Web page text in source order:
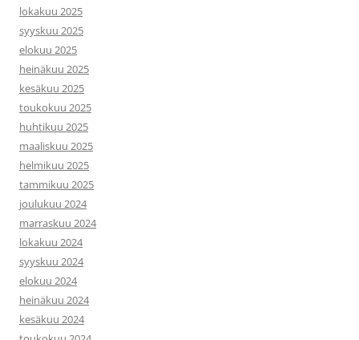
lokakuu 2025
syyskuu 2025
elokuu 2025
heinäkuu 2025
kesäkuu 2025
toukokuu 2025
huhtikuu 2025
maaliskuu 2025
helmikuu 2025
tammikuu 2025
joulukuu 2024
marraskuu 2024
lokakuu 2024
syyskuu 2024
elokuu 2024
heinäkuu 2024
kesäkuu 2024